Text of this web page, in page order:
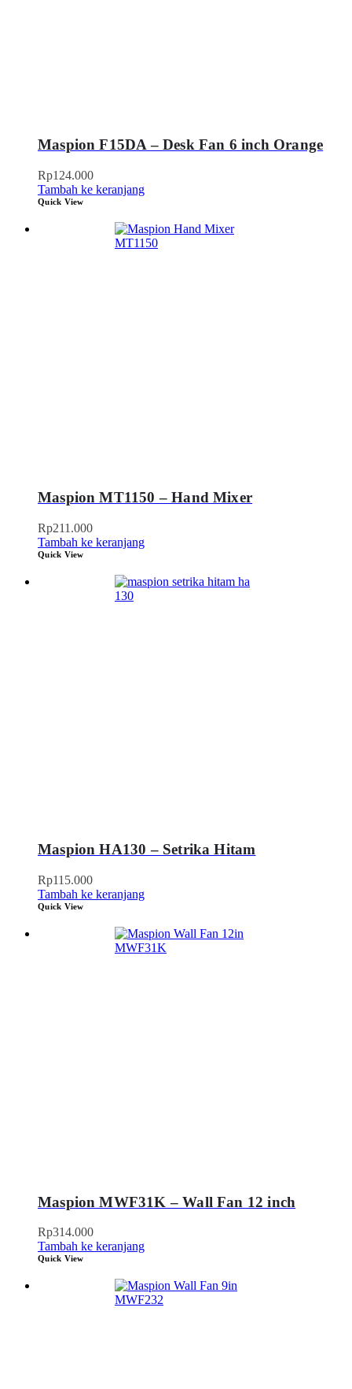
Maspion F15DA – Desk Fan 6 inch Orange
Rp124.000
Tambah ke keranjang
Quick View
Maspion MT1150 – Hand Mixer
Rp211.000
Tambah ke keranjang
Quick View
Maspion HA130 – Setrika Hitam
Rp115.000
Tambah ke keranjang
Quick View
Maspion MWF31K – Wall Fan 12 inch
Rp314.000
Tambah ke keranjang
Quick View